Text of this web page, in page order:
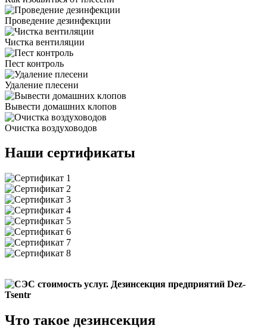
Проведение дезинфекции
Чистка вентиляции
Пест контроль
Удаление плесени
Вывести домашних клопов
Очистка воздуховодов
Наши сертификаты
Что такое дезинсекция